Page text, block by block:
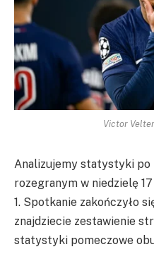
Victor
Analizujemy statystyki po
rozegranym w niedzielę
1. Spotkanie zakończyło
znajdziecie zestawienie
statystyki pomeczowe